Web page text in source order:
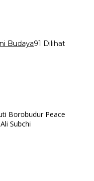
Budaya91 Dilihat
Borobudur Peace
Subchi